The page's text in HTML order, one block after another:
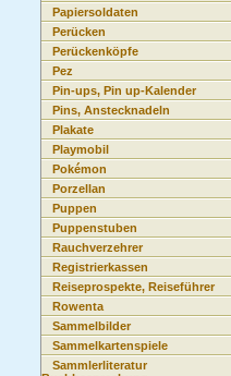
Papiersoldaten
Perücken
Perückenköpfe
Pez
Pin-ups, Pin up-Kalender
Pins, Anstecknadeln
Plakate
Playmobil
Pokémon
Porzellan
Puppen
Puppenstuben
Rauchverzehrer
Registrierkassen
Reiseprospekte, Reiseführer
Rowenta
Sammelbilder
Sammelkartenspiele
Sammlerliteratur